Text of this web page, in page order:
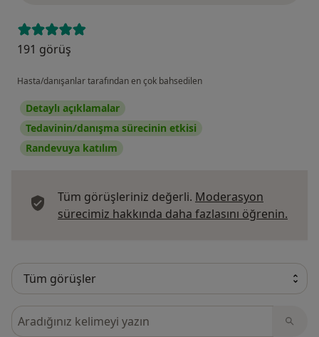
191 görüş
Hasta/danışanlar tarafından en çok bahsedilen
Detaylı açıklamalar
Tedavinin/danışma sürecinin etkisi
Randevuya katılım
Tüm görüşleriniz değerli. Moderasyon
sürecimiz hakkında daha fazlasını öğrenin.
Görüşler içerisinde ara